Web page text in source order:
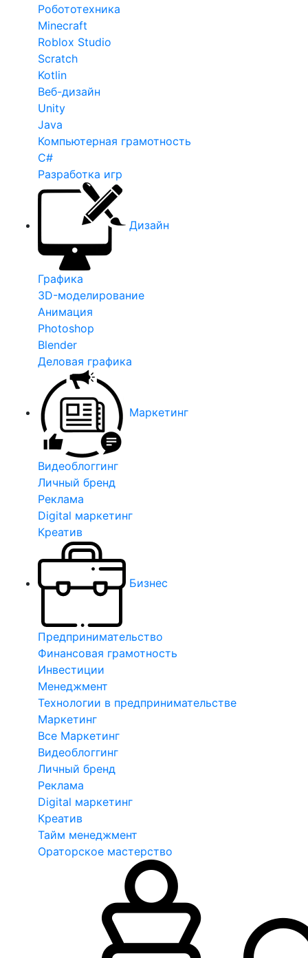
Робототехника
Minecraft
Roblox Studio
Scratch
Kotlin
Веб-дизайн
Unity
Java
Компьютерная грамотность
C#
Разработка игр
Дизайн
Графика
3D-моделирование
Анимация
Photoshop
Blender
Деловая графика
Маркетинг
Видеоблоггинг
Личный бренд
Реклама
Digital маркетинг
Креатив
Бизнес
Предпринимательство
Финансовая грамотность
Инвестиции
Менеджмент
Технологии в предпринимательстве
Маркетинг
Все Маркетинг
Видеоблоггинг
Личный бренд
Реклама
Digital маркетинг
Креатив
Тайм менеджмент
Ораторское мастерство